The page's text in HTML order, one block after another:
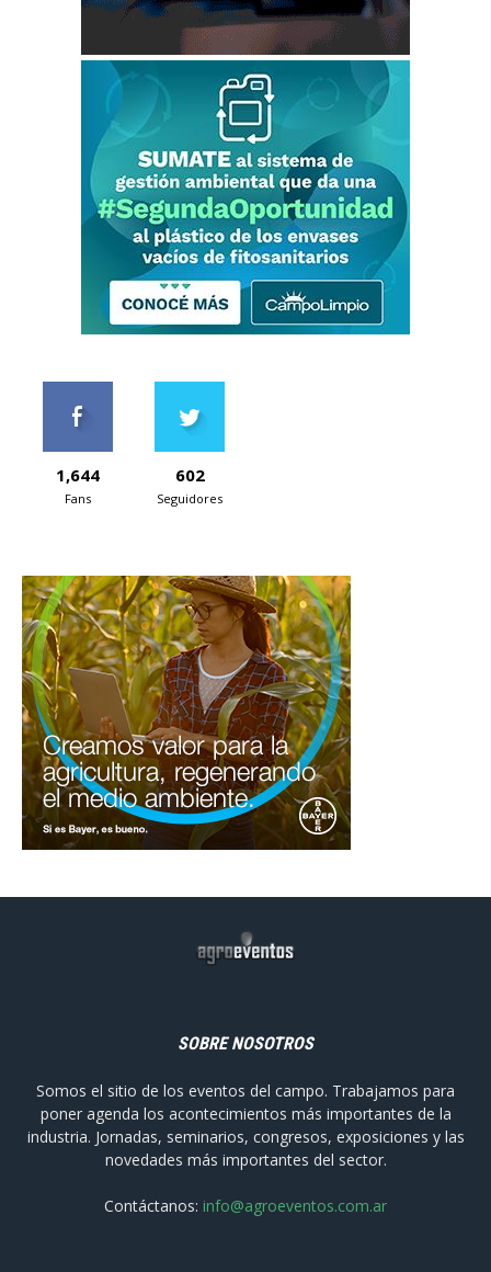
1,644
Fans
602
Seguidores
SOBRE NOSOTROS
Somos el sitio de los eventos del campo. Trabajamos para
poner agenda los acontecimientos más importantes de la
industria. Jornadas, seminarios, congresos, exposiciones y las
novedades más importantes del sector.
Contáctanos: info@agroeventos.com.ar